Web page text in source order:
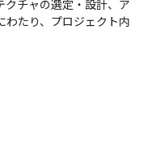
ントレーニングで
クチャの選定・設計、ア
わたり、プロジェクト内